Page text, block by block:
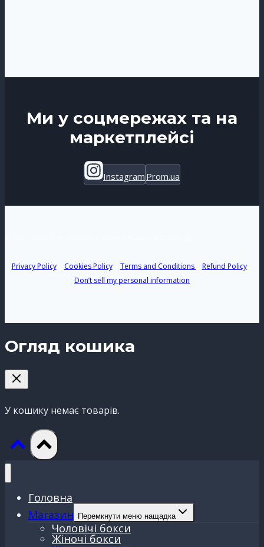
Ми у соцмережах та на
маркетплейсі
Instagram Prom.ua
Privacy Policy| Cookies Policy| Terms and Conditions Refund Policy|
Don’t sell my personal information
Огляд кошика
У кошику немає товарів.
Головна
Магазин
Перемкнути меню нащадка
Чоловічі бокси
Жіночі бокси